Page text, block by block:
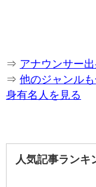
⇒ アナウンサー
⇒ 他のジャンル
身有名人を見る
人気記事ランキ